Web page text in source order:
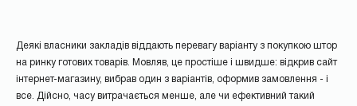
Деякі власники закладів віддають перевагу варіанту з покупкою штор
на ринку готових товарів. Мовляв, це простіше і швидше: відкрив сайт
інтернет-магазину, вибрав один з варіантів, оформив замовлення - і
все. Дійсно, часу витрачається менше, але чи ефективний такий